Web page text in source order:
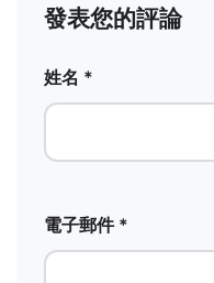
發表您的評論
姓名 *
電子郵件 *